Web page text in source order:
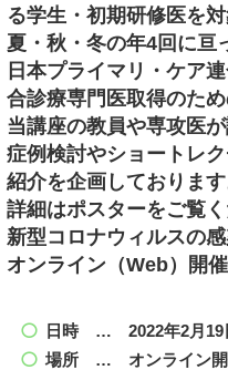
る学生・初期研修医を
夏・秋・冬の年4回に亘
日本プライマリ・ケア
合診療専門医取得のた
当講座の教員や専攻医が
症例検討やショートレ
紹介を企画しております
詳細はポスターをご覧く
新型コロナウィルスの
オンライン（Web）開催
日時 … 2022年2月19
場所 … オンライン開